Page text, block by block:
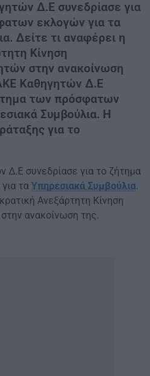
Δ.Ε συνεδρίασε για
εκλογών για τα
Δείτε τι αναφέρει η
Κίνηση
στην ανακοίνωση
Καθηγητών Δ.Ε
των πρόσφατων
Συμβούλια. Η
για το
συνεδρίασε για το ζήτημα
τα Υπηρεσιακά Συμβούλια.
Ανεξάρτητη Κίνηση
ανακοίνωση της.